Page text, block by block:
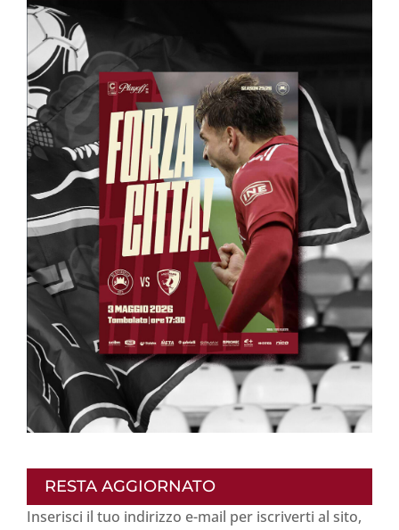
RESTA AGGIORNATO
Inserisci il tuo indirizzo e-mail per iscriverti al sito,